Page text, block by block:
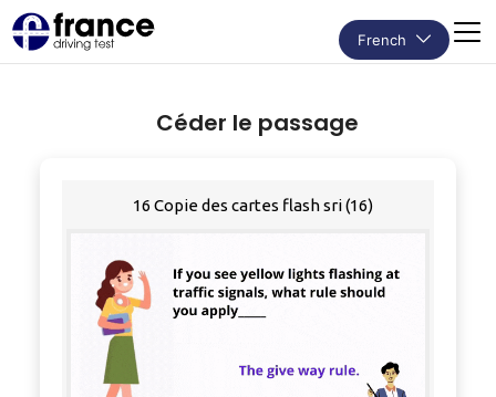
French
Céder le passage
16 Copie des cartes flash sri (16)